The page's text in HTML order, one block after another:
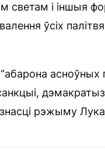
светам і іншыя
ўсіх
асноўных
рэжыму